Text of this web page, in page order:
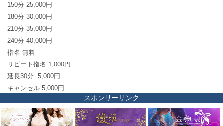
150分 25,000円
180分 30,000円
210分 35,000円
240分 40,000円
指名 無料
リピート指名 1,000円
延長30分 5,000円
キャンセル 5,000円
スポンサーリンク